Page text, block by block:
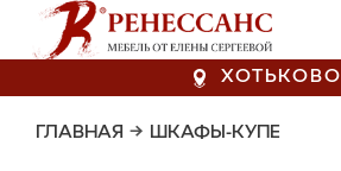
ХОТЬКОВО
ГЛАВНАЯ → ШКАФЫ-КУПЕ